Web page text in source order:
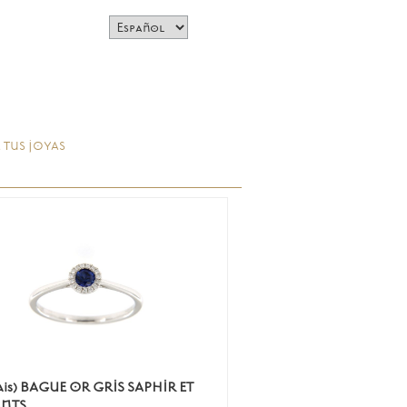
TUS JOYAS
BAGUE OR GRIS SAPHIR ET